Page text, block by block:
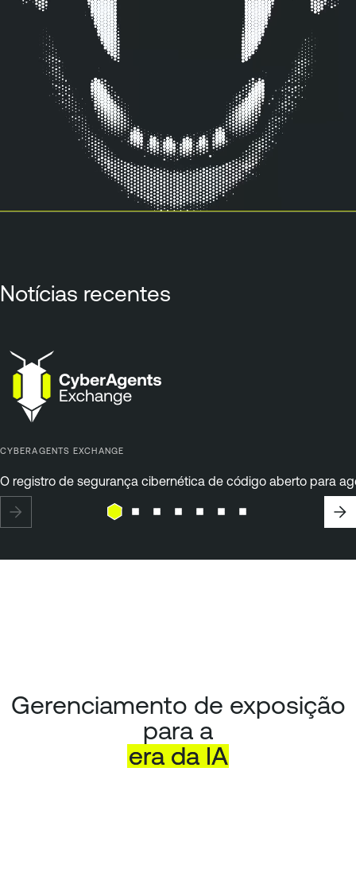
Notícias recentes
CYBERAGENTS EXCHANGE
O registro de segurança cibernética de código aberto para
Gerenciamento de exposição
para a
era da IA